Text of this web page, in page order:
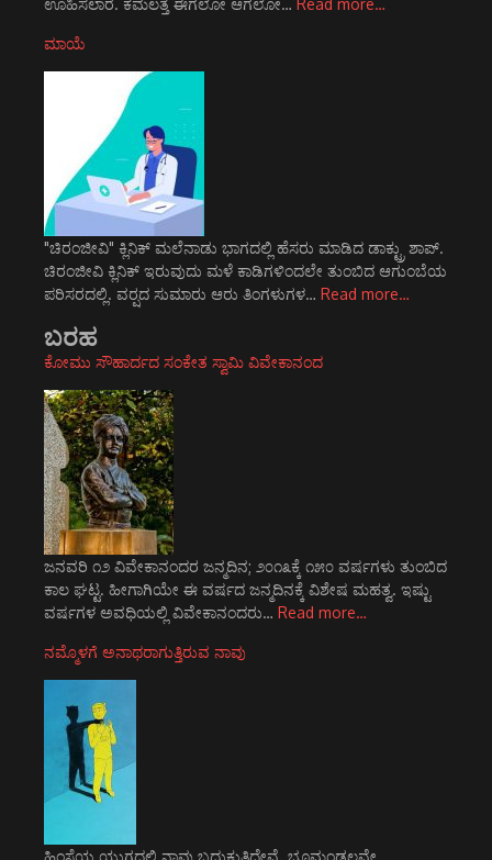
ಊಹಿಸಲಾರೆ. ಕಮಲತ್ತೆ ಈಗಲೋ ಆಗಲೋ… Read more…
ಮಾಯೆ
"ಚಿರಂಜೀವಿ" ಕ್ಲಿನಿಕ್ ಮಲೆನಾಡು ಭಾಗದಲ್ಲಿ ಹೆಸರು ಮಾಡಿದ ಡಾಕ್ಟ್ರು ಶಾಪ್.
ಚಿರಂಜೀವಿ ಕ್ಲಿನಿಕ್ ಇರುವುದು ಮಳೆ ಕಾಡಿಗಳಿಂದಲೇ ತುಂಬಿದ ಆಗುಂಬೆಯ
ಪರಿಸರದಲ್ಲಿ. ವರ್‍ಷದ ಸುಮಾರು ಆರು ತಿಂಗಳುಗಳ… Read more…
ಬರಹ
ಕೋಮು ಸೌಹಾರ್ದದ ಸಂಕೇತ ಸ್ವಾಮಿ ವಿವೇಕಾನಂದ
ಜನವರಿ ೧೨ ವಿವೇಕಾನಂದರ ಜನ್ಮದಿನ; ೨೦೧೩ಕ್ಕೆ ೧೫೦ ವರ್ಷಗಳು ತುಂಬಿದ
ಕಾಲ ಘಟ್ಟ. ಹೀಗಾಗಿಯೇ ಈ ವರ್ಷದ ಜನ್ಮದಿನಕ್ಕೆ ವಿಶೇಷ ಮಹತ್ವ. ಇಷ್ಟು
ವರ್ಷಗಳ ಅವಧಿಯಲ್ಲಿ ವಿವೇಕಾನಂದರು… Read more…
ನಮ್ಮೊಳಗೆ ಅನಾಥರಾಗುತ್ತಿರುವ ನಾವು
ಹಿಂಸೆಯ ಯುಗದಲ್ಲಿ ನಾವು ಬದುಕುತ್ತಿದ್ದೇವೆ. ಭೂಮಂಡಲವೇ